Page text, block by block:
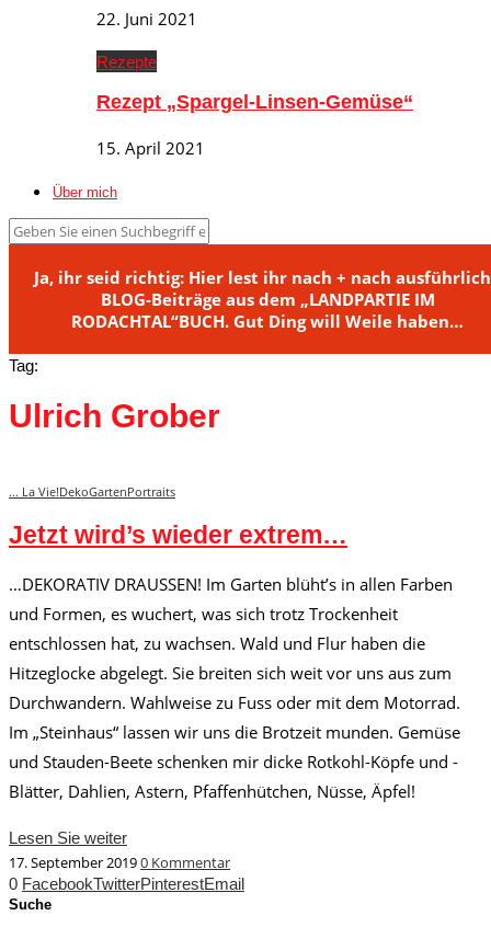
22. Juni 2021
Rezepte
Rezept „Spargel-Linsen-Gemüse“
15. April 2021
Über mich
Ja, ihr seid richtig: Hier lest ihr nach + nach
BLOG-Beiträge aus dem „LANDPARTIE IM
RODACHTAL“BUCH. Gut Ding will Weile haben…
Tag:
Ulrich Grober
... La Vie!DekoGartenPortraits
Jetzt wird’s wieder extrem…
…DEKORATIV DRAUSSEN! Im Garten blüht’s in allen Farben
und Formen, es wuchert, was sich trotz Trockenheit
entschlossen hat, zu wachsen. Wald und Flur haben die
Hitzeglocke abgelegt. Sie breiten sich weit vor uns aus zum
Durchwandern. Wahlweise zu Fuss oder mit dem Motorrad.
Im „Steinhaus“ lassen wir uns die Brotzeit munden. Gemüse
und Stauden-Beete schenken mir dicke Rotkohl-Köpfe und -
Blätter, Dahlien, Astern, Pfaffenhütchen, Nüsse, Äpfel!
Lesen Sie weiter
17. September 20190 Kommentar
0 FacebookTwitterPinterestEmail
Suche